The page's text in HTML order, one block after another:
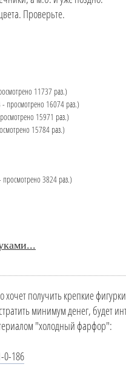
Проверьте.
11737 раз.)
просмотрено 16074 раз.)
15971 раз.)
15784 раз.)
3824 раз.)
хочет получить крепкие
минимум денег, будет
"холодный фарфор":
186